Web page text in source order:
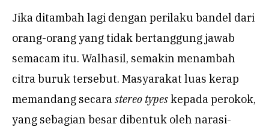
Jika ditambah lagi dengan perilaku bandel dari
orang-orang yang tidak bertanggung jawab
semacam itu. Walhasil, semakin menambah
citra buruk tersebut. Masyarakat luas kerap
memandang secarastereo typeskepada perokok,
yang sebagian besar dibentuk oleh narasi-